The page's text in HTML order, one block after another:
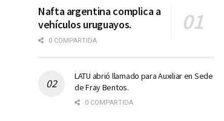
Nafta argentina complica a
vehículos uruguayos.
0 COMPARTIDA
LATU abrió llamado para Auxiliar en Sede
de Fray Bentos.
0 COMPARTIDA